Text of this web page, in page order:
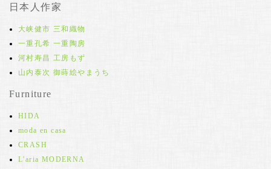
日本人作家
大峡健市 三和織物
一重孔希 一重陶房
河村寿昌 工房もず
山内泰次 御蒔絵やまうち
Furniture
HIDA
moda en casa
CRASH
L'aria MODERNA